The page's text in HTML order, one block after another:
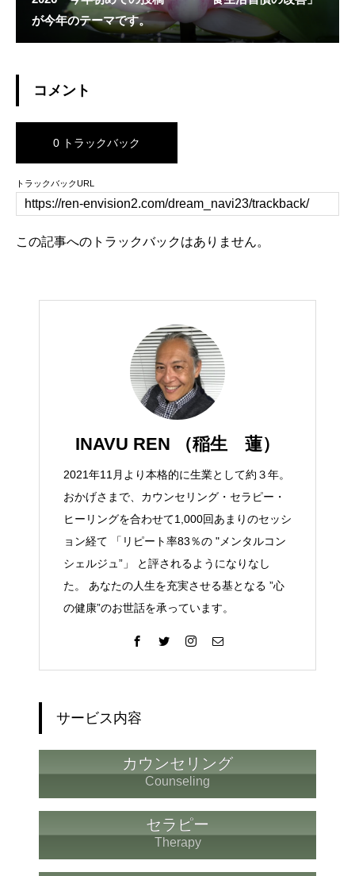
が今年のテーマです。
コメント
0 トラックバック
トラックバックURL
この記事へのトラックバックはありません。
INAVU REN （稲生 蓮）
2021年11月より本格的に生業として約３年。
おかげさまで、カウンセリング・セラピー・
ヒーリングを合わせて1,000回あまりのセッシ
ョン経て 「リピート率83％の "メンタルコン
シェルジュ”」 と評されるようになりなし
た。 あなたの人生を充実させる基となる ”心
の健康”のお世話を承っています。
サービス内容
カウンセリング
Counseling
セラピー
Therapy